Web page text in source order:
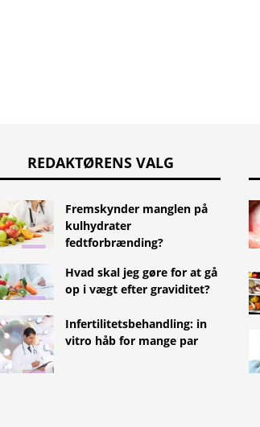
REDAKTØRENS VALG
Fremskynder manglen på
kulhydrater
fedtforbrænding?
Hvad skal jeg gøre for at gå
op i vægt efter graviditet?
Infertilitetsbehandling: in
vitro håb for mange par